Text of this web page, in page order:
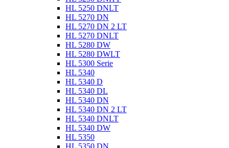
HL 5250 DNLT
HL 5270 DN
HL 5270 DN 2 LT
HL 5270 DNLT
HL 5280 DW
HL 5280 DWLT
HL 5300 Serie
HL 5340
HL 5340 D
HL 5340 DL
HL 5340 DN
HL 5340 DN 2 LT
HL 5340 DNLT
HL 5340 DW
HL 5350
HL 5350 DN